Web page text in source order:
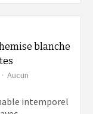
blanche
Aucun
intemporel